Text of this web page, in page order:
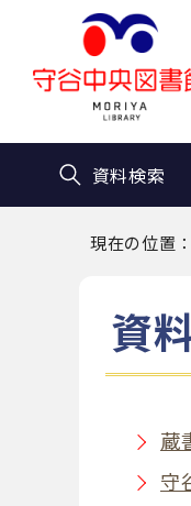
資料検索
現在の位置：
資
蔵
守